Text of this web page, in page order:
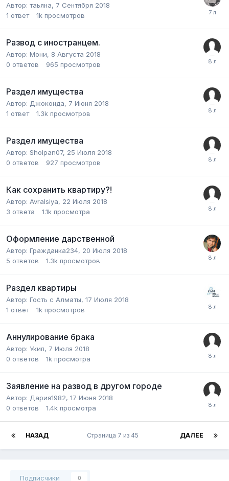
Автор: таьяна, 7 Сентября 2018
1 ответ 1k просмотров
Развод с иностранцем.
Автор: Мони, 8 Августа 2018
0 ответов 965 просмотров
Раздел имущества
Автор: Джоконда, 7 Июня 2018
1 ответ 1.3k просмотров
Раздел имущества
Автор: Sholpan07, 25 Июля 2018
0 ответов 927 просмотров
Как сохранить квартиру?!
Автор: Avralsiya, 22 Июля 2018
3 ответа 1.1k просмотра
Оформление дарственной
Автор: Гражданка234, 20 Июля 2018
5 ответов 1.3k просмотров
Раздел квартиры
Автор: Гость с Алматы, 17 Июля 2018
1 ответ 1k просмотров
Аннулирование брака
Автор: Укип, 7 Июля 2018
0 ответов 1k просмотра
Заявление на развод в другом городе
Автор: Дария1982, 17 Июня 2018
0 ответов 1.4k просмотра
НАЗАД ДАЛЕЕ
Страница 7 из 45
Подписчики 0